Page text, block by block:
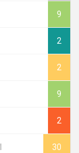
9
2
2
9
2
30